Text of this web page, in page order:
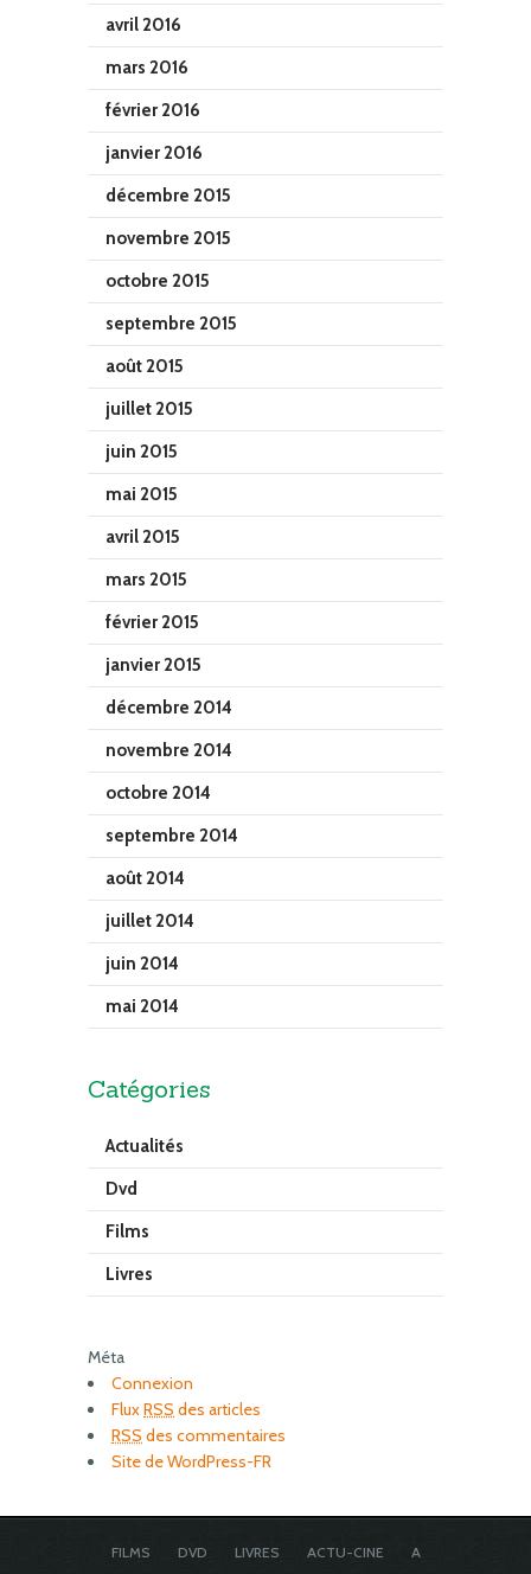
avril 2016
mars 2016
février 2016
janvier 2016
décembre 2015
novembre 2015
octobre 2015
septembre 2015
août 2015
juillet 2015
juin 2015
mai 2015
avril 2015
mars 2015
février 2015
janvier 2015
décembre 2014
novembre 2014
octobre 2014
septembre 2014
août 2014
juillet 2014
juin 2014
mai 2014
Catégories
Actualités
Dvd
Films
Livres
Méta
Connexion
FluxRSS des articles
RSS des commentaires
Site de WordPress-FR
FILMS DVD LIVRES ACTU-CINE
A